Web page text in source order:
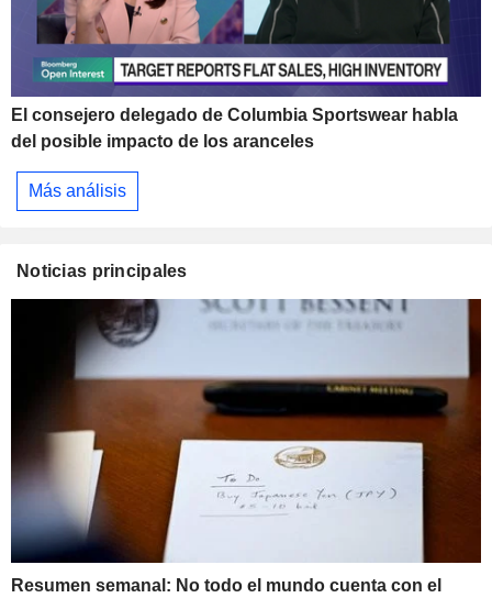
El consejero delegado de Columbia Sportswear habla
del posible impacto de los aranceles
Más análisis
Noticias principales
Resumen semanal: No todo el mundo cuenta con el